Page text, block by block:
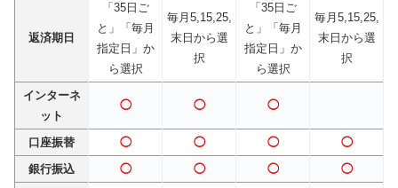
返済期日
「35日ご
と」「毎月
指定日」か
ら選択
毎月5,15,25,
末日から選
択
「35日ご
と」「毎月
指定日」か
ら選択
毎月5,15,25,
末日から選
択
インターネ
ット
◯ ◯ ◯
口座振替 ◯ ◯ ◯
◯
銀行振込
◯ ◯ ◯
◯